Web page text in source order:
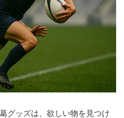
グッズは、欲しい物を見つけ